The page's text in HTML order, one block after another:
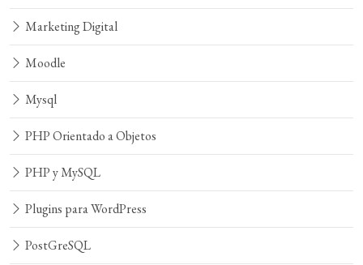
Marketing Digital
Moodle
Mysql
PHP Orientado a Objetos
PHP y MySQL
Plugins para WordPress
PostGreSQL